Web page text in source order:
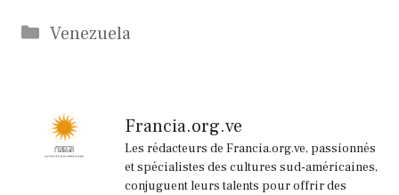
Catégories
Venezuela
Francia.org.ve
Les rédacteurs de Francia.org.ve, passionnés
et spécialistes des cultures sud-américaines,
conjuguent leurs talents pour offrir des